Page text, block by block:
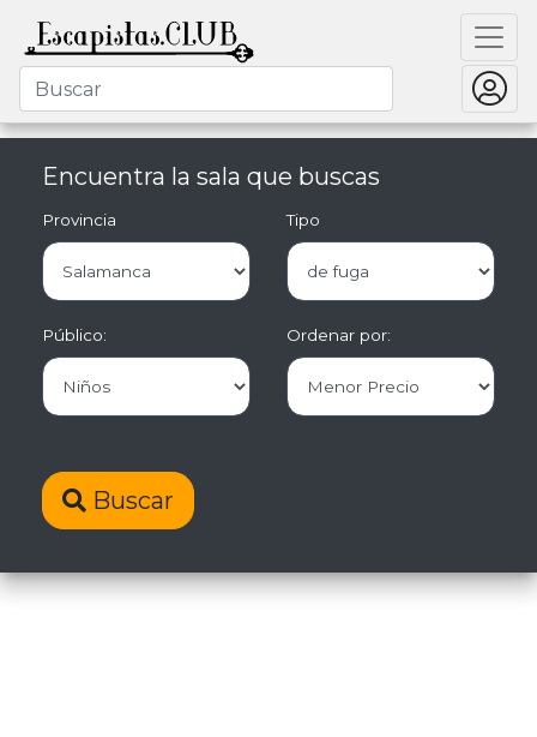
Encuentra la sala que buscas
Provincia Tipo
Público: Ordenar por:
Buscar